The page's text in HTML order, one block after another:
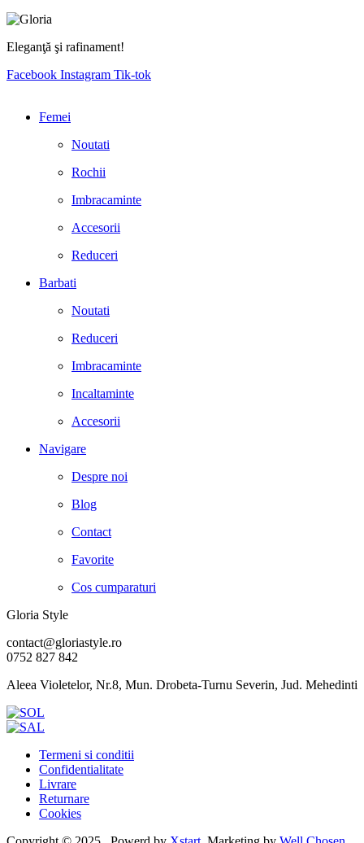
Eleganţă şi rafinament!
Facebook Instagram Tik-tok
Femei
Noutati
Rochii
Imbracaminte
Accesorii
Reduceri
Barbati
Noutati
Reduceri
Imbracaminte
Incaltaminte
Accesorii
Navigare
Despre noi
Blog
Contact
Favorite
Cos cumparaturi
Gloria Style
contact@gloriastyle.ro
0752 827 842
Aleea Violetelor, Nr.8, Mun. Drobeta-Turnu Severin, Jud. Mehedinti
Termeni si conditii
Confidentialitate
Livrare
Returnare
Cookies